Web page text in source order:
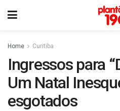
Home Curitiba
Ingressos para
Um Natal
esgotados